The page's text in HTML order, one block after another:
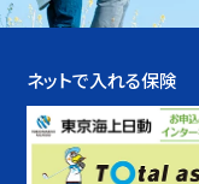
ネットで入れる保険